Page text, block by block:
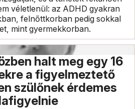
véletlenül: az ADHD gyakran
felnőttkorban pedig sokkal
mint gyermekkorban.
halt meg egy 16
a figyelmeztető
szülőnek érdemes